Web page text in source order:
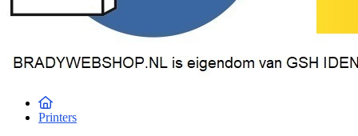
Printers